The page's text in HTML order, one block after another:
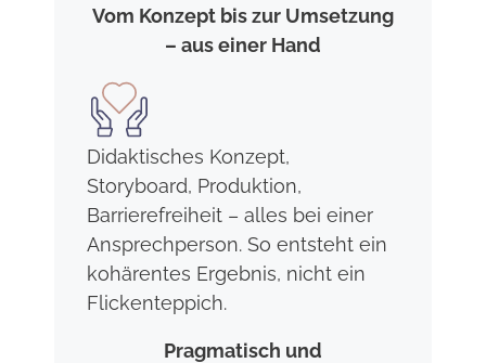
Vom Konzept bis zur Umsetzung
– aus einer Hand
Didaktisches Konzept,
Storyboard, Produktion,
Barrierefreiheit – alles bei einer
Ansprechperson. So entsteht ein
kohärentes Ergebnis, nicht ein
Flickenteppich.
Pragmatisch und